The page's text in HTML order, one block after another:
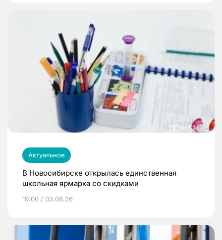
Актуальное
В Новосибирске открылась единственная
школьная ярмарка со скидками
19:00 / 03.08.26